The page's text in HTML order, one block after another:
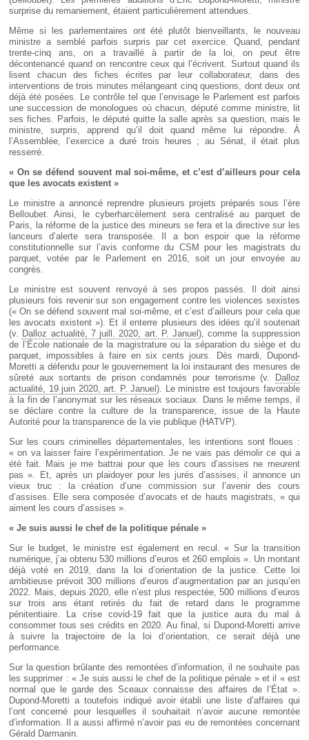
surprise du remaniement, étaient particulièrement attendues.
Même si les parlementaires ont été plutôt bienveillants, le nouveau
ministre a semblé parfois surpris par cet exercice. Quand, pendant
trente-cinq ans, on a travaillé à partir de la loi, on peut être
décontenancé quand on rencontre ceux qui l’écrivent. Surtout quand ils
lisent chacun des fiches écrites par leur collaborateur, dans des
interventions de trois minutes mélangeant cinq questions, dont deux ont
déjà été posées. Le contrôle tel que l’envisage le Parlement est parfois
une succession de monologues où chacun, député comme ministre, lit
ses fiches. Parfois, le député quitte la salle après sa question, mais le
ministre, surpris, apprend qu’il doit quand même lui répondre. À
l’Assemblée, l’exercice a duré trois heures ; au Sénat, il était plus
resserré.
« On se défend souvent mal soi-même, et c’est d’ailleurs pour cela
que les avocats existent »
Le ministre a annoncé reprendre plusieurs projets préparés sous l’ère
Belloubet. Ainsi, le cyberharcèlement sera centralisé au parquet de
Paris, la réforme de la justice des mineurs se fera et la directive sur les
lanceurs d’alerte sera transposée. Il a bon espoir que la réforme
constitutionnelle sur l’avis conforme du CSM pour les magistrats du
parquet, votée par le Parlement en 2016, soit un jour envoyée au
congrès.
Le ministre est souvent renvoyé à ses propos passés. Il doit ainsi
plusieurs fois revenir sur son engagement contre les violences sexistes
(« On se défend souvent mal soi-même, et c’est d’ailleurs pour cela que
les avocats existent »). Et il enterre plusieurs des idées qu’il soutenait
(v. Dalloz actualité, 7 juill. 2020, art. P. Januel), comme la suppression
de l’École nationale de la magistrature ou la séparation du siège et du
parquet, impossibles à faire en six cents jours. Dès mardi, Dupond-
Moretti a défendu pour le gouvernement la loi instaurant des mesures de
sûreté aux sortants de prison condamnés pour terrorisme (v.
Dalloz
actualité, 19 juin 2020, art. P. Januel). Le ministre est toujours favorable
à la fin de l’anonymat sur les réseaux sociaux. Dans le même temps, il
se déclare contre la culture de la transparence, issue de la Haute
Autorité pour la transparence de la vie publique (HATVP).
Sur les cours criminelles départementales, les intentions sont floues :
« on va laisser faire l’expérimentation. Je ne vais pas démolir ce qui a
été fait. Mais je me battrai pour que les cours d’assises ne meurent
pas ». Et, après un plaidoyer pour les jurés d’assises, il annonce un
vieux truc : la création d’une commission sur l’avenir des cours
d’assises. Elle sera composée d’avocats et de hauts magistrats, « qui
aiment les cours d’assises ».
« Je suis aussi le chef de la politique pénale »
Sur le budget, le ministre est également en recul. « Sur la transition
numérique, j’ai obtenu 530 millions d’euros et 260 emplois ». Un montant
déjà voté en 2019, dans la loi d’orientation de la justice. Cette loi
ambitieuse prévoit 300 millions d’euros d’augmentation par an jusqu’en
2022. Mais, depuis 2020, elle n’est plus respectée, 500 millions d’euros
sur trois ans étant retirés du fait de retard dans le programme
pénitentiaire. La crise covid-19 fait que la justice aura du mal à
consommer tous ses crédits en 2020. Au final, si Dupond-Moretti arrive
à suivre la trajectoire de la loi d’orientation, ce serait déjà une
performance.
Sur la question brûlante des remontées d’information, il ne souhaite pas
les supprimer : « Je suis aussi le chef de la politique pénale » et il « est
normal que le garde des Sceaux connaisse des affaires de l’État ».
Dupond-Moretti a toutefois indiqué avoir établi une liste d’affaires qui
l’ont concerné pour lesquelles il souhaitait n’avoir aucune remontée
d’information. Il a aussi affirmé n’avoir pas eu de remontées concernant
Gérald Darmanin.